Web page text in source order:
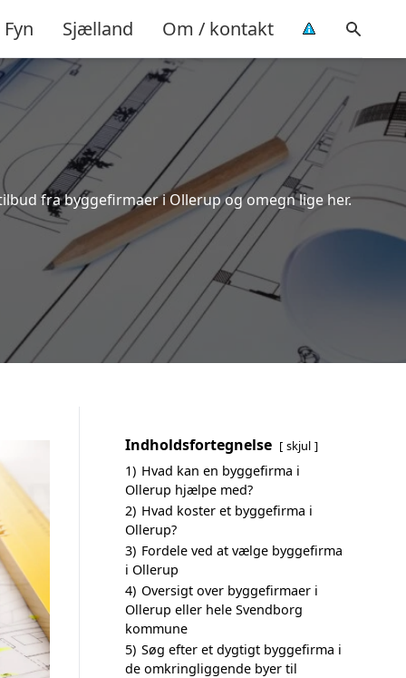
Fyn Sjælland Om / kontakt
fra byggefirmaer i Ollerup og omegn lige her.
Indholdsfortegnelse skjul
1) Hvad kan en byggefirma i
Ollerup hjælpe med?
2) Hvad koster et byggefirma i
Ollerup?
3) Fordele ved at vælge byggefirma
i Ollerup
4) Oversigt over byggefirmaer i
Ollerup eller hele Svendborg
kommune
5) Søg efter et dygtigt byggefirma i
de omkringliggende byer til